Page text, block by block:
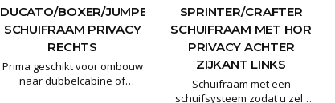
DUCATO/BOXER/JUMPER
SCHUIFRAAM PRIVACY
RECHTS
Prima geschikt voor ombouw
naar dubbelcabine of
SPRINTER/CRAFTER
SCHUIFRAAM MET HOR
PRIVACY ACHTER
ZIJKANT LINKS
Schuifraam met een
schuifsysteem zodat u zelf